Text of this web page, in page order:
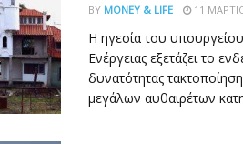
BY MONEY & LIFE 11
Η ηγεσία του
Ενέργειας εξετάζει το
δυνατότητας
μεγάλων αυθαιρέτων